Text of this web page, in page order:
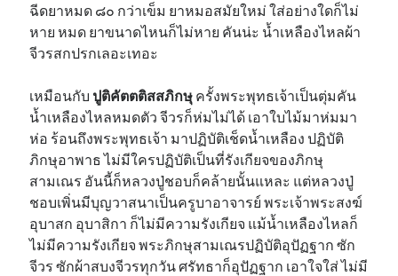
ฉีดยาหมด ๘๐ กว่าเข็ม ยาหมอสมัยใหม่ ใส่อย่างใดก็ไม่
หาย หมด ยาขนาดไหนก็ไม่หาย คันน่ะ น้ำเหลืองไหลผ้า
จีวรสกปรกเลอะเทอะ
เหมือนกับ ปูติคัตตติสสภิกษุ ครั้งพระพุทธเจ้าเป็นตุ่มคัน
น้ำเหลืองไหลหมดตัว จีวรก็ห่มไม่ได้ เอาใบไม้มาห่มมา
ห่อ ร้อนถึงพระพุทธเจ้า มาปฏิบัติเช็ดน้ำเหลือง ปฏิบัติ
ภิกษุอาพาธ ไม่มีใครปฏิบัติเป็นที่รังเกียจของภิกษุ
สามเณร อันนี้ก็หลวงปู่ชอบก็คล้ายนั้นแหละ แต่หลวงปู่
ชอบเพิ่นมีบุญวาสนาเป็นครูบาอาจารย์ พระเจ้าพระสงฆ์
อุบาสก อุบาสิกา ก็ไม่มีความรังเกียจ แม้น้ำเหลืองไหลก็
ไม่มีความรังเกียจ พระภิกษุสามเณรปฏิบัติอุปัฏฐาก ซัก
จีวร ซักผ้าสบงจีวรทุกวัน ศรัทธาก็อุปัฏฐาก เอาใจใส่ ไม่มี